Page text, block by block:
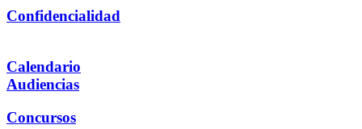
Confidencialidad
Calendario
Audiencias
Concursos